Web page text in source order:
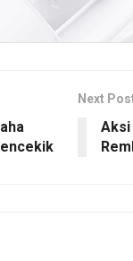
Next
Aksi